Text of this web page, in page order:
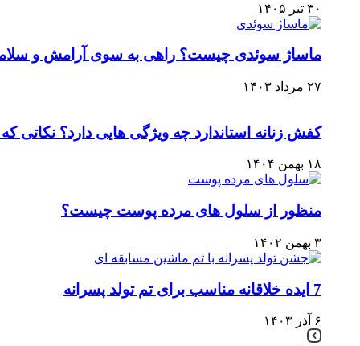
۳۰ تیر ۱۴۰۵
ماساژ سوئدی چیست؟ راهی به سوی آرامش و
۲۷ مرداد ۱۴۰۳
کفش زنانه استاندارد چه ویژگی هایی دارد؟ نکاتی که
۱۸ بهمن ۱۴۰۴
منظور از سلول های مرده پوست چیست؟
۳ بهمن ۱۴۰۲
7 ایده خلاقانه مناسب برای تم تولد پسرانه
۶ آذر ۱۴۰۳